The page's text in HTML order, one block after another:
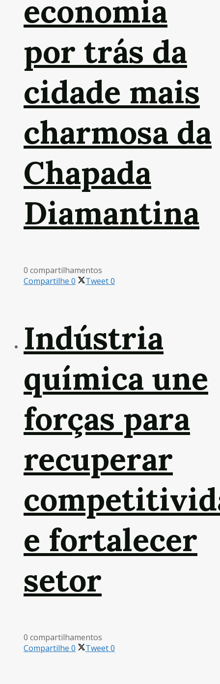
economia
por trás da
cidade mais
charmosa da
Chapada
Diamantina
0 compartilhamentos
Compartilhe 0 Tweet0
Indústria
química une
forças para
recuperar
e fortalecer
setor
0 compartilhamentos
Compartilhe 0 Tweet0